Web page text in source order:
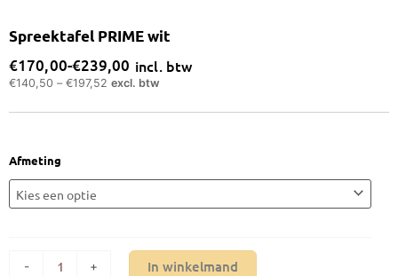
Spreektafel PRIME wit
€170,00-€239,00
Prijsklasse:
€170,00
tot
incl. btw
€140,50 – €197,52 excl. btw
Afmeting
-
Spreektafel
PRIME
wit
+ In winkelmand